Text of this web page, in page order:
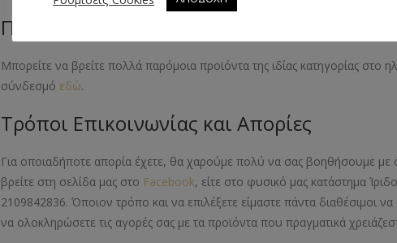
Παρόμοια Προϊόντα
Μπορείτε να βρείτε πολλά παρόμοια προϊόντα της ιδίας κατηγορίας στο
σύνδεσμό εδώ.
Τρόποι Επικοινωνίας και Απορίες
Για οποιαδήποτε απορία έχετε, θα χαρούμε πολύ να σας βοηθήσουμε με
βρείτε στη σελίδα μας στο Facebook, είτε στο φυσικό μας κατάστημα
2109842836. Όποιον τρόπο και να επιλέξετε είμαστε πάντα
να ολοκληρώσετε τις αγορές σας με τα προϊόντα που πραγματικά